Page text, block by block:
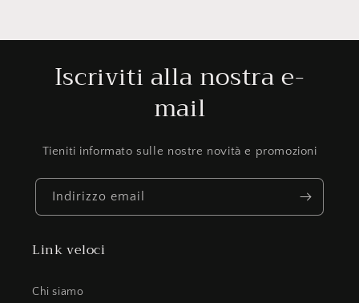
Iscriviti alla nostra e-
mail
Tieniti informato sulle nostre novità e promozioni
Indirizzo email
Link veloci
Chi siamo